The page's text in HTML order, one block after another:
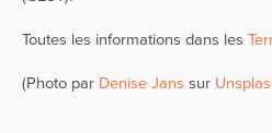
Toutes les informations dans les
(Photo par Denise Jans sur